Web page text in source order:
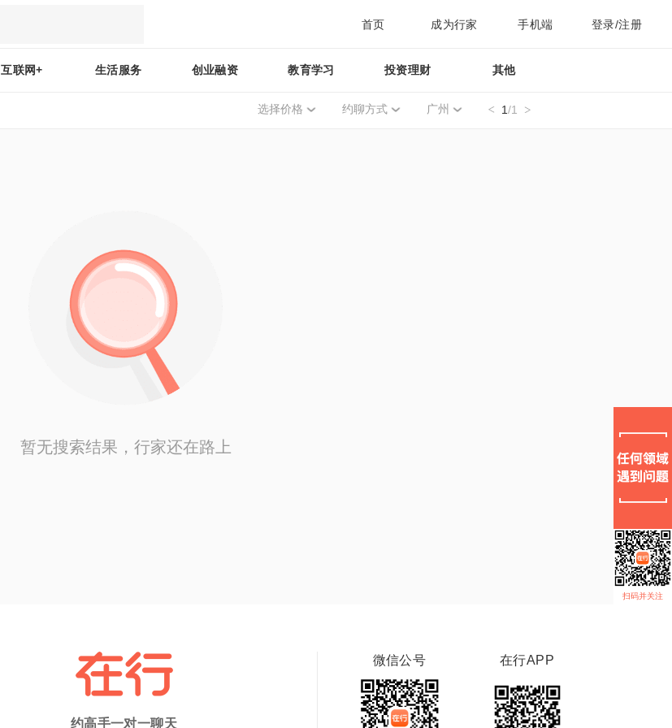
首页 成为行家 手机端 登录/注册
互联网+ 生活服务 创业融资 教育学习 投资理财 其他
选择价格 约聊方式 广州 1/1
暂无搜索结果，行家还在路上
扫码并关注
约高手一对一聊天
微信公号 在行APP